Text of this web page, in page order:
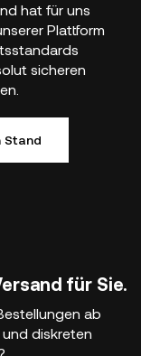
hat für uns
Plattform
sicheren
Stand
für Sie.
ab
diskreten